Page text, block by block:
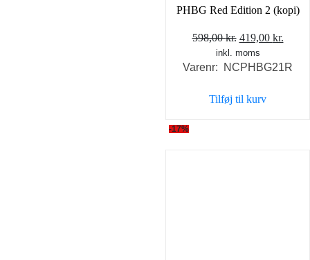
PHBG Red Edition 2 (kopi)
598,00kr. Den
oprindelige
pris
598,00 kr..
419,00 kr.
pris
inkl. moms
Varenr: NCPHBG21R
Tilføj til kurv
-17%